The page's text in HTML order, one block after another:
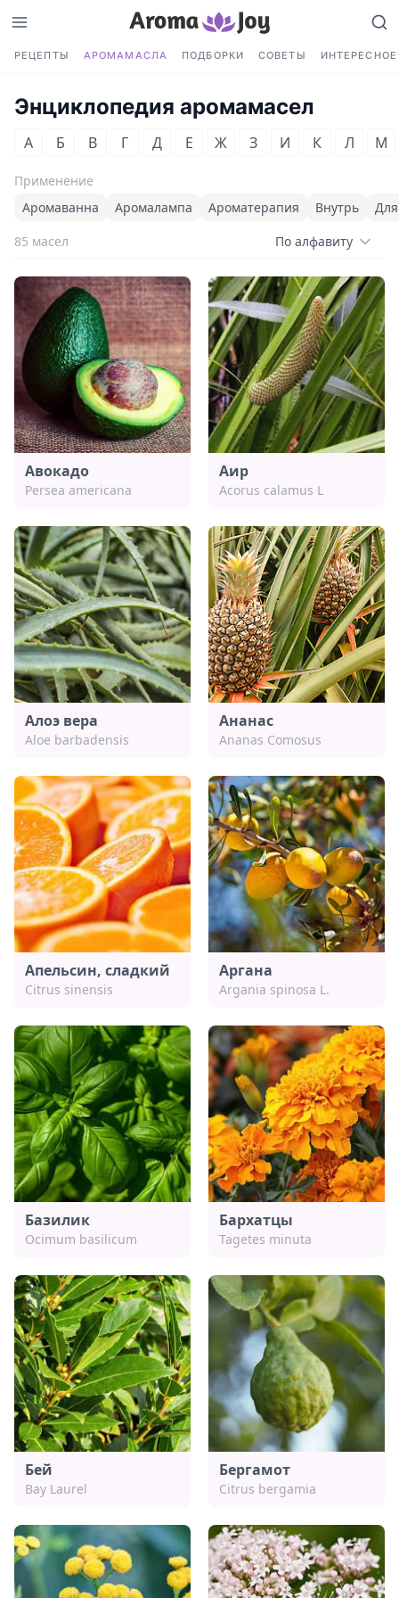
РЕЦЕПТЫ АРОМАМАСЛА ПОДБОРКИ СОВЕТЫ ИНТЕРЕСНОЕ
Энциклопедия аромамасел
А Б В Г Д Е Ж З И К Л М
Применение
Аромаванна
Аромалампа Ароматерапия Внутрь
85 масел
По алфавиту
Авокадо
Persea americana
Аир
Acorus calamus L
Алоэ вера
Aloe barbadensis
Ананас
Ananas Comosus
Апельсин, сладкий
Citrus sinensis
Аргана
Argania spinosa L.
Базилик
Ocimum basilicum
Бархатцы
Tagetes minuta
Бей
Bay Laurel
Бергамот
Citrus bergamia